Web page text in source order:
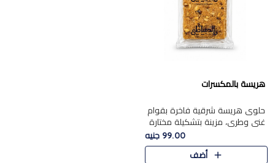
هريسة بالمكسرات
حلوى هريسة شرقية فاخرة بقوام
غني وطري، مزينة بتشكيلة مختارة
من المكسرات الفاخرة التي تضيف
قرمشة مميزة ونكهة غنية في كل
قطعة. تجمع بين المذاق..
99.00 جنيه
أضف